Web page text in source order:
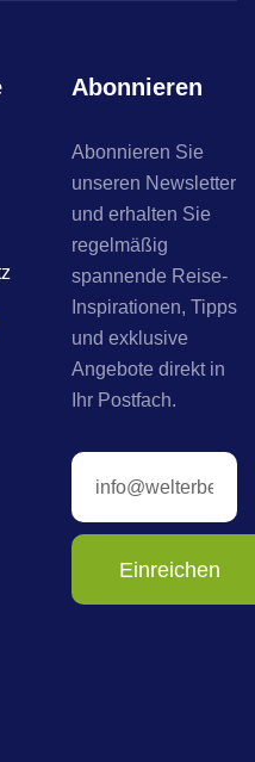
Abonnieren
Abonnieren Sie
unseren Newsletter
und erhalten Sie
regelmäßig
spannende Reise-
Inspirationen, Tipps
und exklusive
Angebote direkt in
Ihr Postfach.
Einreichen